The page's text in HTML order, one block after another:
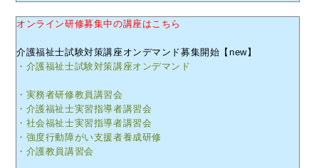
オンライン研修募集中の講座はこちら
介護福祉士試験対策講座オンデマンド募集開始【new】
・介護福祉士試験対策講座オンデマンド
・実務者研修教員講習会
・介護福祉士実習指導者講習会
・社会福祉士実習指導者講習会
・強度行動障がい支援者養成研修
・介護教員講習会